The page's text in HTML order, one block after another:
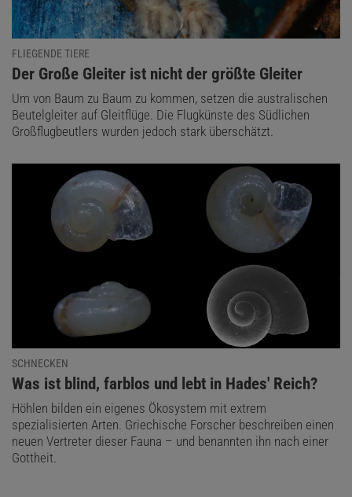
FLIEGENDE TIERE
:
Der Große Gleiter ist nicht der größte Gleiter
Um von Baum zu Baum zu kommen, setzen die australischen
Beutelgleiter auf Gleitflüge. Die Flugkünste des Südlichen
Großflugbeutlers wurden jedoch stark überschätzt.
SCHNECKEN
:
Was ist blind, farblos und lebt in Hades' Reich?
Höhlen bilden ein eigenes Ökosystem mit extrem
spezialisierten Arten. Griechische Forscher beschreiben einen
neuen Vertreter dieser Fauna – und benannten ihn nach einer
Gottheit.